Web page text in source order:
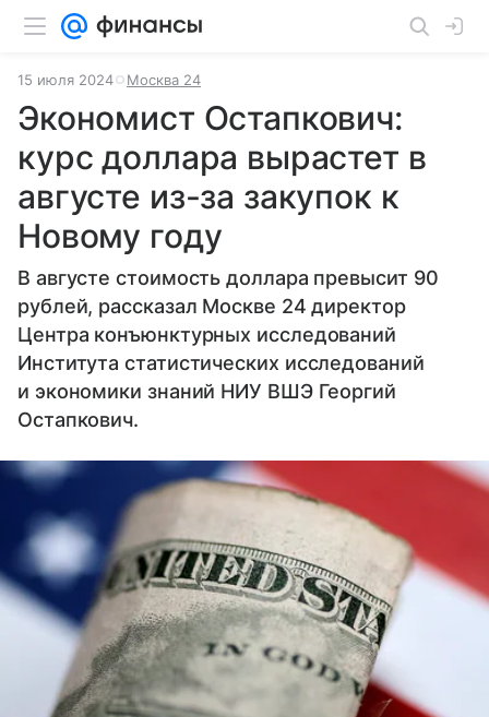
15 июля 2024 Москва 24
Экономист Остапкович:
курс доллара вырастет в
августе из-за закупок к
Новому году
В августе стоимость доллара превысит 90
рублей, рассказал Москве 24 директор
Центра конъюнктурных исследований
Института статистических исследований
и экономики знаний НИУ ВШЭ Георгий
Остапкович.